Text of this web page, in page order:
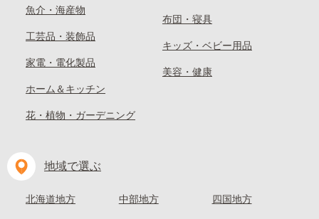
魚介・海産物
工芸品・装飾品
家電・電化製品
ホーム＆キッチン
花・植物・ガーデニング
布団・寝具
キッズ・ベビー用品
美容・健康
地域で選ぶ
北海道地方 中部地方 四国地方